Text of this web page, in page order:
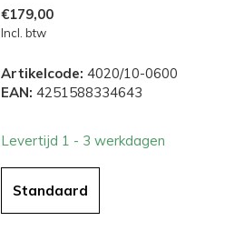
€179,00
Incl. btw
Artikelcode: 4020/10-0600
EAN: 4251588334643
Levertijd 1 - 3 werkdagen
Standaard